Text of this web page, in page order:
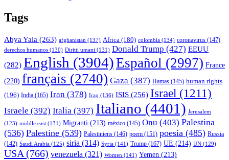
Tags
Abya Yala (263) afghanistan (137) Africa (180) colombia (134) coronavirus (147)
derechos humanos (130) Diritti umani (131) Donald Trump (427) EEUU
(282) English (3904)Español (2997) France
(220) français (2740) Gaza (387) Hamas (145) human rights
(196) India (165) Iran (378) Iraq (136) ISIS (256) Israel (1211)
Israele (392) Italia (397) Italiano (4401) Jerusalem
(123) middle east (131) Migranti (213) méxico (145) Onu (403) Palestina
(536) Palestine (539) Palestiniens (146) poem (151) poesia (485) Russia
(142) Saudi Arabia (125) siria (314) Syria (141) Trump (167) UE (214) UN (129)
USA (766) venezuela (321) Women (141) Yemen (213)